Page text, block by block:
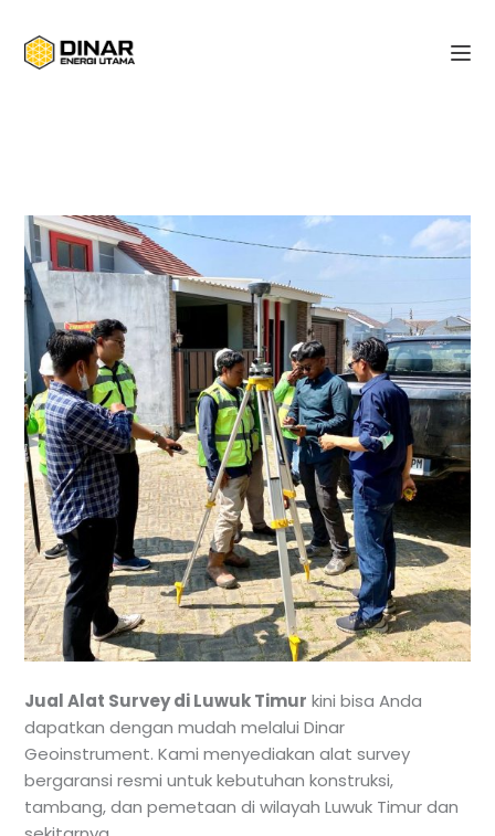
Jual Alat Survey di Luwuk Timur kini bisa Anda
dapatkan dengan mudah melalui Dinar
Geoinstrument. Kami menyediakan alat survey
bergaransi resmi untuk kebutuhan konstruksi,
tambang, dan pemetaan di wilayah Luwuk Timur dan